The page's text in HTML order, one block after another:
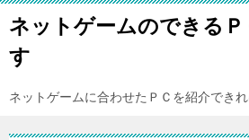
ネットゲームのできるＰ
す
ネットゲームに合わせたＰＣを紹介でき